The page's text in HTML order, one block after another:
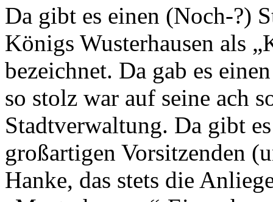
Da gibt es einen (Noch-?)
Königs Wusterhausen als
bezeichnet. Da gab es
so stolz war auf seine ach
Stadtverwaltung. Da gibt
großartigen Vorsitzenden
Hanke, das stets die